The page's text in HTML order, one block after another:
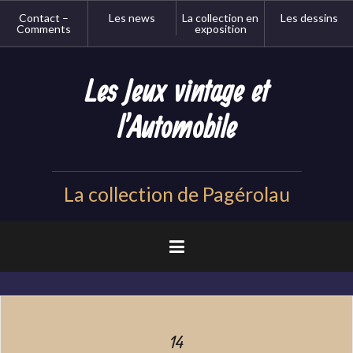
Contact –
Comments
Les news
La collection en
exposition
Les dessins
Les Jeux vintage et
l'Automobile
La collection de Pagérolau
14